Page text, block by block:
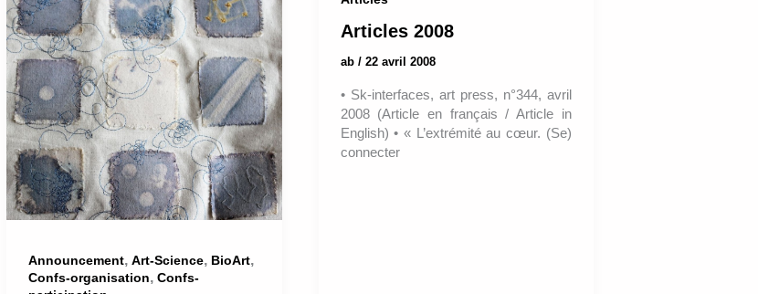
Announcement,Art-Science, BioArt,
Confs-organisation,Confs-
Articles 2008
ab / 22 avril 2008
• Sk-interfaces, art press, n°344, avril
2008 (Article en français / Article in
English) • « L’extrémité au cœur. (Se)
connecter